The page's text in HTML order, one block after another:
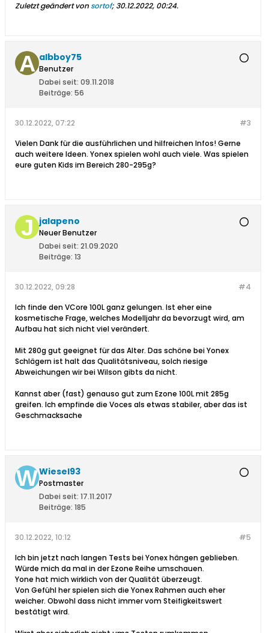
Zuletzt geändert von sortof; 30.12.2022, 00:24.
albboy75
Benutzer
Dabei seit: 09.11.2018
Beiträge: 56
#3
30.12.2022, 07:22
Vielen Dank für die ausführlichen und hilfreichen Infos! Gerne
auch weitere Ideen. Yonex spielen wohl auch viele. Was spielen
eure guten Kids im Bereich 280-295g?
jalapeno
Neuer Benutzer
Dabei seit: 21.09.2020
Beiträge: 13
#4
30.12.2022, 09:28
Ich finde den VCore 100L ganz gelungen. Ist eher eine
kosmetische Frage, welches Modelljahr da bevorzugt wird, am
Aufbau hat sich nicht viel verändert.
Mit 280g gut geeignet für das Alter. Das schöne bei Yonex
Schlägern ist halt das Qualitätsniveau, solch riesige
Abweichungen wir bei Wilson gibts da nicht.
Kannst aber (fast) genauso gut zum Ezone 100L mit 285g
greifen. Ich empfinde die Voces als etwas stabiler, aber das ist
Geschmacksache
Wiesel93
Postmaster
Dabei seit: 17.11.2017
Beiträge: 185
#5
30.12.2022, 10:12
Ich bin jetzt nach langen Tests bei Yonex hängen geblieben.
Würde mich da mal in der Ezone Reihe umschauen.
Yone hat mich wirklich von der Qualität überzeugt.
Von Gefühl her spielen sich die Yonex Rahmen auch eher
weicher. Obwohl dass nicht immer vom Steifigkeitswert
bestätigt wird.